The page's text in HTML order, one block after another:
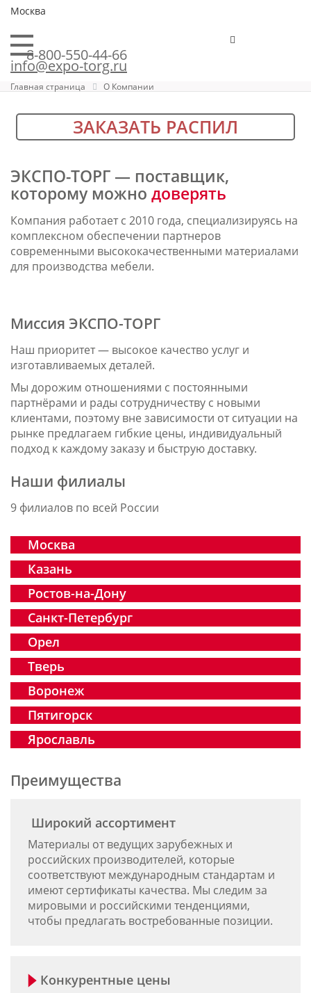
Москва
8-800-550-44-66
info@expo-torg.ru
Главная страница О Компании
ЗАКАЗАТЬ РАСПИЛ
ЭКСПО-ТОРГ — поставщик,
которому можно доверять
Компания работает с 2010 года, специализируясь на
комплексном обеспечении партнеров
современными высококачественными материалами
для производства мебели.
Миссия ЭКСПО-ТОРГ
Наш приоритет — высокое качество услуг и
изготавливаемых деталей.
Мы дорожим отношениями с постоянными
партнёрами и рады сотрудничеству с новыми
клиентами, поэтому вне зависимости от ситуации на
рынке предлагаем гибкие цены, индивидуальный
подход к каждому заказу и быструю доставку.
Наши филиалы
9 филиалов по всей России
Москва
Казань
Ростов-на-Дону
Санкт-Петербург
Орел
Тверь
Воронеж
Пятигорск
Ярославль
Преимущества
Широкий ассортимент
Материалы от ведущих зарубежных и
российских производителей, которые
соответствуют международным стандартам и
имеют сертификаты качества. Мы следим за
мировыми и российскими тенденциями,
чтобы предлагать востребованные позиции.
Конкурентные цены